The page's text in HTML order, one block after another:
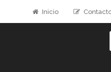
Inicio